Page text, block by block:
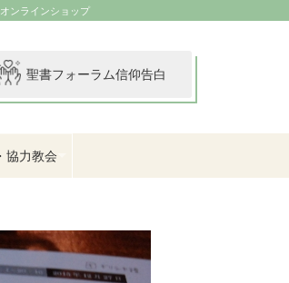
オンラインショップ
聖書フォーラム信仰告白
協力教会